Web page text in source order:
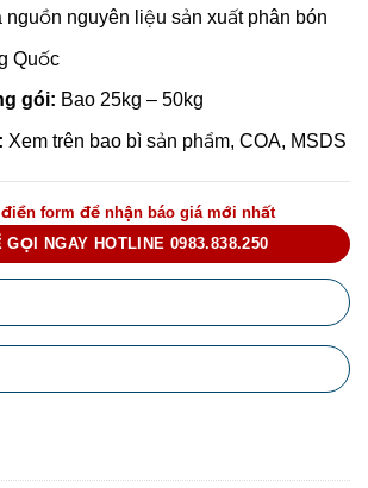
nguồn nguyên liệu sản xuất phân bón
Quốc
gói: Bao 25kg – 50kg
Xem trên bao bì sản phẩm, COA, MSDS
form để nhận báo giá mới nhất
NGAY HOTLINE 0983.838.250